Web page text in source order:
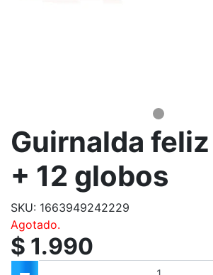
Guirnalda
+ 12 globos
SKU: 1663949242229
Agotado.
$ 1.990